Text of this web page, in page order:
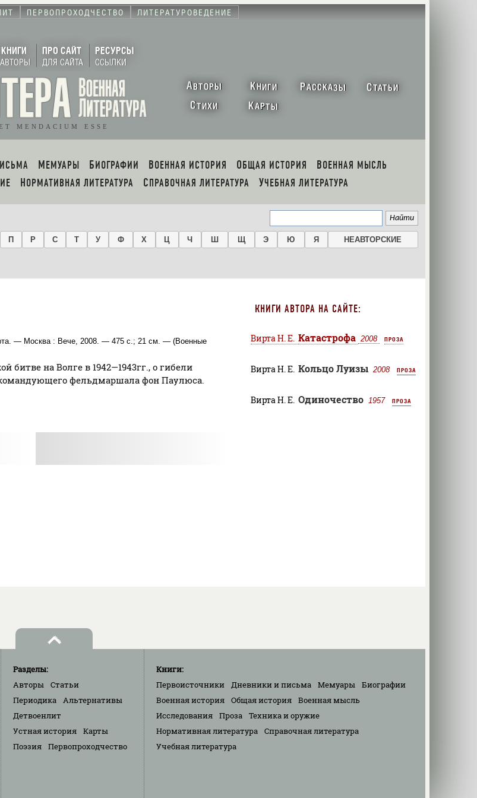
ПЕРВОПРОХОДЧЕСТВО ЛИТЕРАТУРОВЕДЕНИЕ
ПРО САЙТ
ДЛЯ САЙТА
РЕСУРСЫ
ССЫЛКИ
MENDACIUM ESSE
АВТОРЫ КНИГИ РАССКАЗЫ СТАТЬИ
СТИХИ КАРТЫ
МЕМУАРЫ БИОГРАФИИ ВОЕННАЯ ИСТОРИЯ ОБЩАЯ ИСТОРИЯ
ВОЕННАЯ МЫСЛЬ
НОРМАТИВНАЯ ЛИТЕРАТУРА СПРАВОЧНАЯ ЛИТЕРАТУРА УЧЕБНАЯ ЛИТЕРАТУРА
П Р С Т У Ф Х Ц Ч Ш Щ Э Ю Я НЕАВТОРСКИЕ
— Москва : Вече, 2008. — 475 с.; 21 см. — (Военные
битве на Волге в 1942—1943гг., о гибели
фельдмаршала фон Паулюса.
КНИГИ АВТОРА НА САЙТЕ:
Вирта Н. Е. Катастрофа 2008 ПРОЗА
Вирта Н. Е. Кольцо Луизы 2008 ПРОЗА
Вирта Н. Е. Одиночество 1957 ПРОЗА
Разделы:
Авторы
Статьи
Периодика
Альтернативы
Детвоенлит
Устная история
Карты
Поэзия
Первопроходчество
Книги:
Первоисточники
Дневники и письма Мемуары
Биографии
Военная история
Общая история
Военная мысль
Исследования
Проза
Техника и оружие
Нормативная литература
Справочная литература
Учебная литература